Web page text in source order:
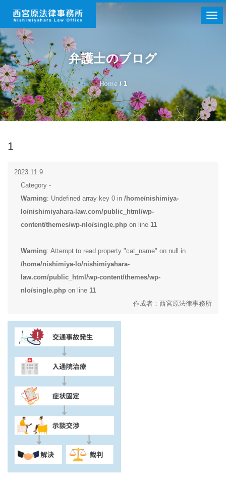
弁護士のブログ
Home/ 1
1
2023.11.9
Category -
Warning: Undefined array key 0 in /home/nishimiya-
lo/nishimiyahara-law.com/public_html/wp-
content/themes/wp-nlo/single.php on line 11
Warning: Attempt to read property "cat_name" on null in
/home/nishimiya-lo/nishimiyahara-
law.com/public_html/wp-content/themes/wp-
nlo/single.php on line 11
作成者：西宮原法律事務所